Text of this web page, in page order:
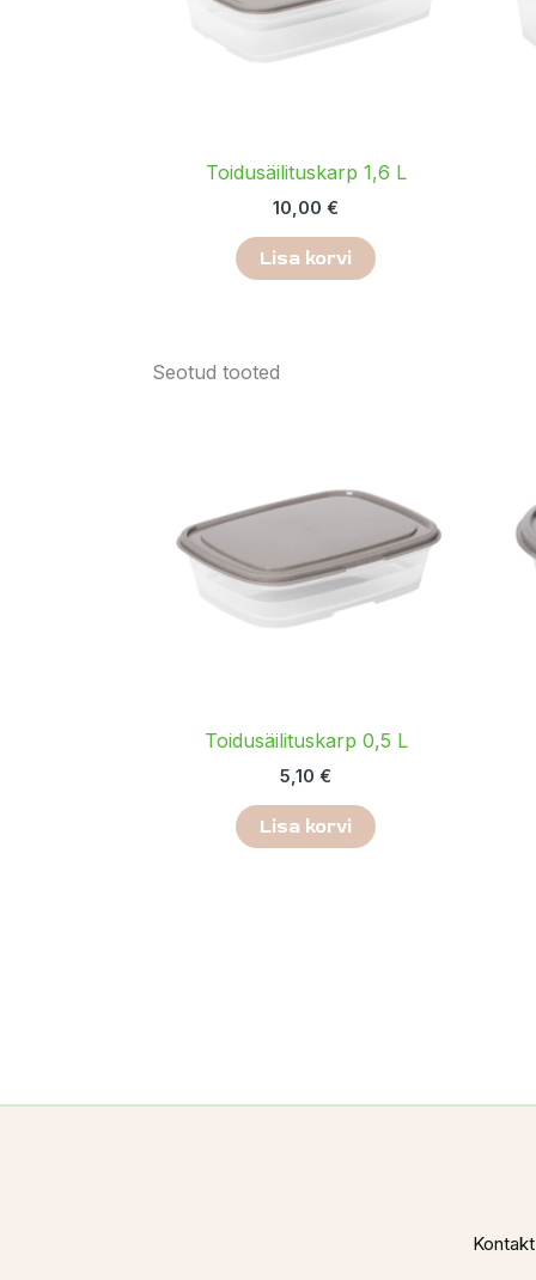
Toidusäilituskarp 1,6 L
10,00 €
Lisa korvi
Seotud tooted
Toidusäilituskarp 0,5 L
5,10 €
Lisa korvi
Kontakt